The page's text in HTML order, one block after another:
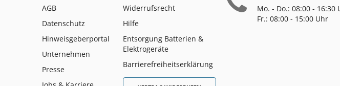
AGB
Datenschutz
Hinweisgeberportal
Unternehmen
Presse
Widerrufsrecht
Hilfe
Entsorgung Batterien &
Elektrogeräte
Barrierefreiheitserklärung
Mo. - Do.: 08:00 - 16:30
Fr.: 08:00 - 15:00 Uhr